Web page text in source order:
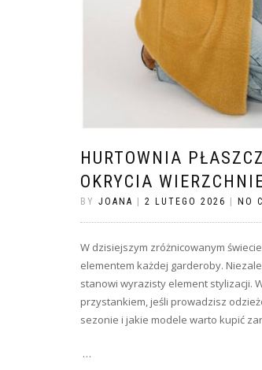
HURTOWNIA
OKRYCIA
BY JOANA 2 LUTEGO 2026 NO
W dzisiejszym zróżnicowanym
elementem każdej garderoby.
stanowi wyrazisty element stylizacji.
przystankiem, jeśli prowadzisz
sezonie i jakie modele warto kupić
…